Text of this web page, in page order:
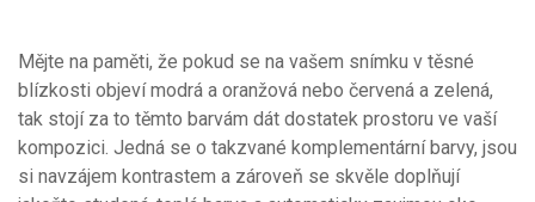
Mějte na paměti, že pokud se na vašem snímku v těsné
blízkosti objeví modrá a oranžová nebo červená a zelená,
tak stojí za to těmto barvám dát dostatek prostoru ve vaší
kompozici. Jedná se o takzvané komplementární barvy, jsou
si navzájem kontrastem a zároveň se skvěle doplňují